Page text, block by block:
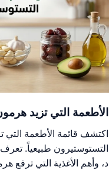
الأطعمة التي تزيد
اكتشف قائمة الأطعمة التي
التستوستيرون طبيعياً.
د، وأهم الأغذية التي ترفع